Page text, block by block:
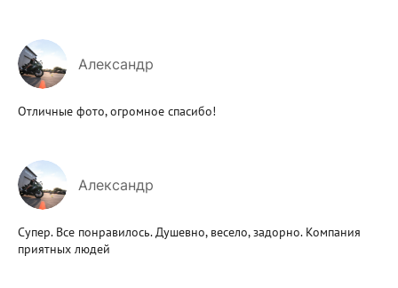
Александр
Отличные фото, огромное спасибо!
Александр
Супер. Все понравилось. Душевно, весело, задорно. Компания
приятных людей